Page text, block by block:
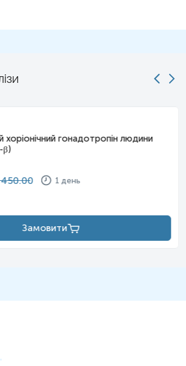
хоріонічний гонадотропін людини
β)
450.00 1 день
Замовити